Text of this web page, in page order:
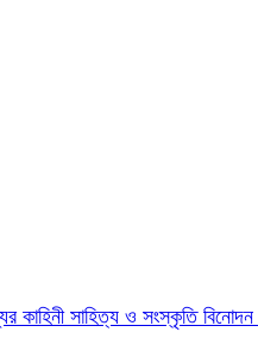
কাহিনী সাহিত্য ও সংস্কৃতি বিনোদন